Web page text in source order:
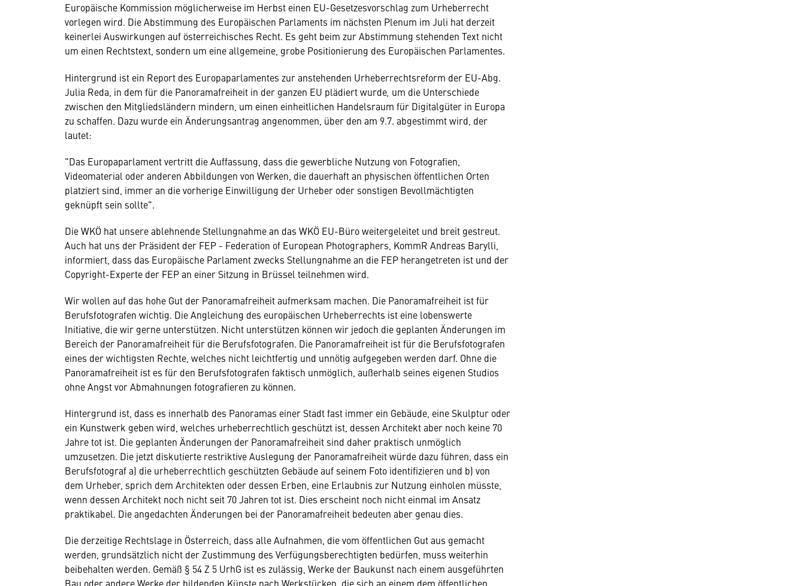
Europäische Kommission möglicherweise im Herbst einen EU-Gesetzesvorschlag zum Urheberrecht
vorlegen wird. Die Abstimmung des Europäischen Parlaments im nächsten Plenum im Juli hat derzeit
keinerlei Auswirkungen auf österreichisches Recht. Es geht beim zur Abstimmung stehenden Text nicht
um einen Rechtstext, sondern um eine allgemeine, grobe Positionierung des Europäischen Parlamentes.
Hintergrund ist ein Report des Europaparlamentes zur anstehenden Urheberrechtsreform der EU-Abg.
Julia Reda, in dem für die Panoramafreiheit in der ganzen EU plädiert wurde um die Unterschiede
zwischen den Mitgliedsländern mindern, um einen einheitlichen Handelsraum für Digitalgüter in Europa
zu schaffen. Dazu wurde ein Änderungsantrag angenommen, über den am 9.7. abgestimmt wird, der
lautet:
"Das Europaparlament vertritt die Auffassung, dass die gewerbliche Nutzung von Fotografien,
Videomaterial oder anderen Abbildungen von Werken, die dauerhaft an physischen öffentlichen Orten
platziert sind, immer an die vorherige Einwilligung der Urheber oder sonstigen Bevollmächtigten
geknüpft sein sollte".
Die WKÖ hat unsere ablehnende Stellungnahme an das WKÖ EU-Büro weitergeleitet und breit gestreut.
Auch hat uns der Präsident der FEP - Federation of European Photographers, KommR Andreas Barylli,
informiert, dass das Europäische Parlament zwecks Stellungnahme an die FEP herangetreten ist und der
Copyright-Experte der FEP an einer Sitzung in Brüssel teilnehmen wird.
Wir wollen auf das hohe Gut der Panoramafreiheit aufmerksam machen. Die Panoramafreiheit ist für
Berufsfotografen wichtig. Die Angleichung des europäischen Urheberrechts ist eine lobenswerte
Initiative, die wir gerne unterstützen. Nicht unterstützen können wir jedoch die geplanten Änderungen im
Bereich der Panoramafreiheit für die Berufsfotografen. Die Panoramafreiheit ist für die Berufsfotografen
eines der wichtigsten Rechte, welches nicht leichtfertig und unnötig aufgegeben werden darf. Ohne die
Panoramafreiheit ist es für den Berufsfotografen faktisch unmöglich, außerhalb seines eigenen Studios
ohne Angst vor Abmahnungen fotografieren zu können.
Hintergrund ist, dass es innerhalb des Panoramas einer Stadt fast immer ein Gebäude, eine Skulptur oder
ein Kunstwerk geben wird, welches urheberrechtlich geschützt ist, dessen Architekt aber noch keine 70
Jahre tot ist. Die geplanten Änderungen der Panoramafreiheit sind daher praktisch unmöglich
umzusetzen. Die jetzt diskutierte restriktive Auslegung der Panoramafreiheit würde dazu führen, dass ein
Berufsfotograf a) die urheberrechtlich geschützten Gebäude auf seinem Foto identifizieren und b) von
dem Urheber, sprich dem Architekten oder dessen Erben, eine Erlaubnis zur Nutzung einholen müsste,
wenn dessen Architekt noch nicht seit 70 Jahren tot ist. Dies erscheint noch nicht einmal im Ansatz
praktikabel. Die angedachten Änderungen bei der Panoramafreiheit bedeuten aber genau dies.
Die derzeitige Rechtslage in Österreich, dass alle Aufnahmen, die vom öffentlichen Gut aus gemacht
werden, grundsätzlich nicht der Zustimmung des Verfügungsberechtigten bedürfen, muss weiterhin
beibehalten werden. Gemäß § 54 Z 5 UrhG ist es zulässig, Werke der Baukunst nach einem ausgeführten
Bau oder andere Werke der bildenden Künste nach Werkstücken, die sich an einem dem öffentlichen